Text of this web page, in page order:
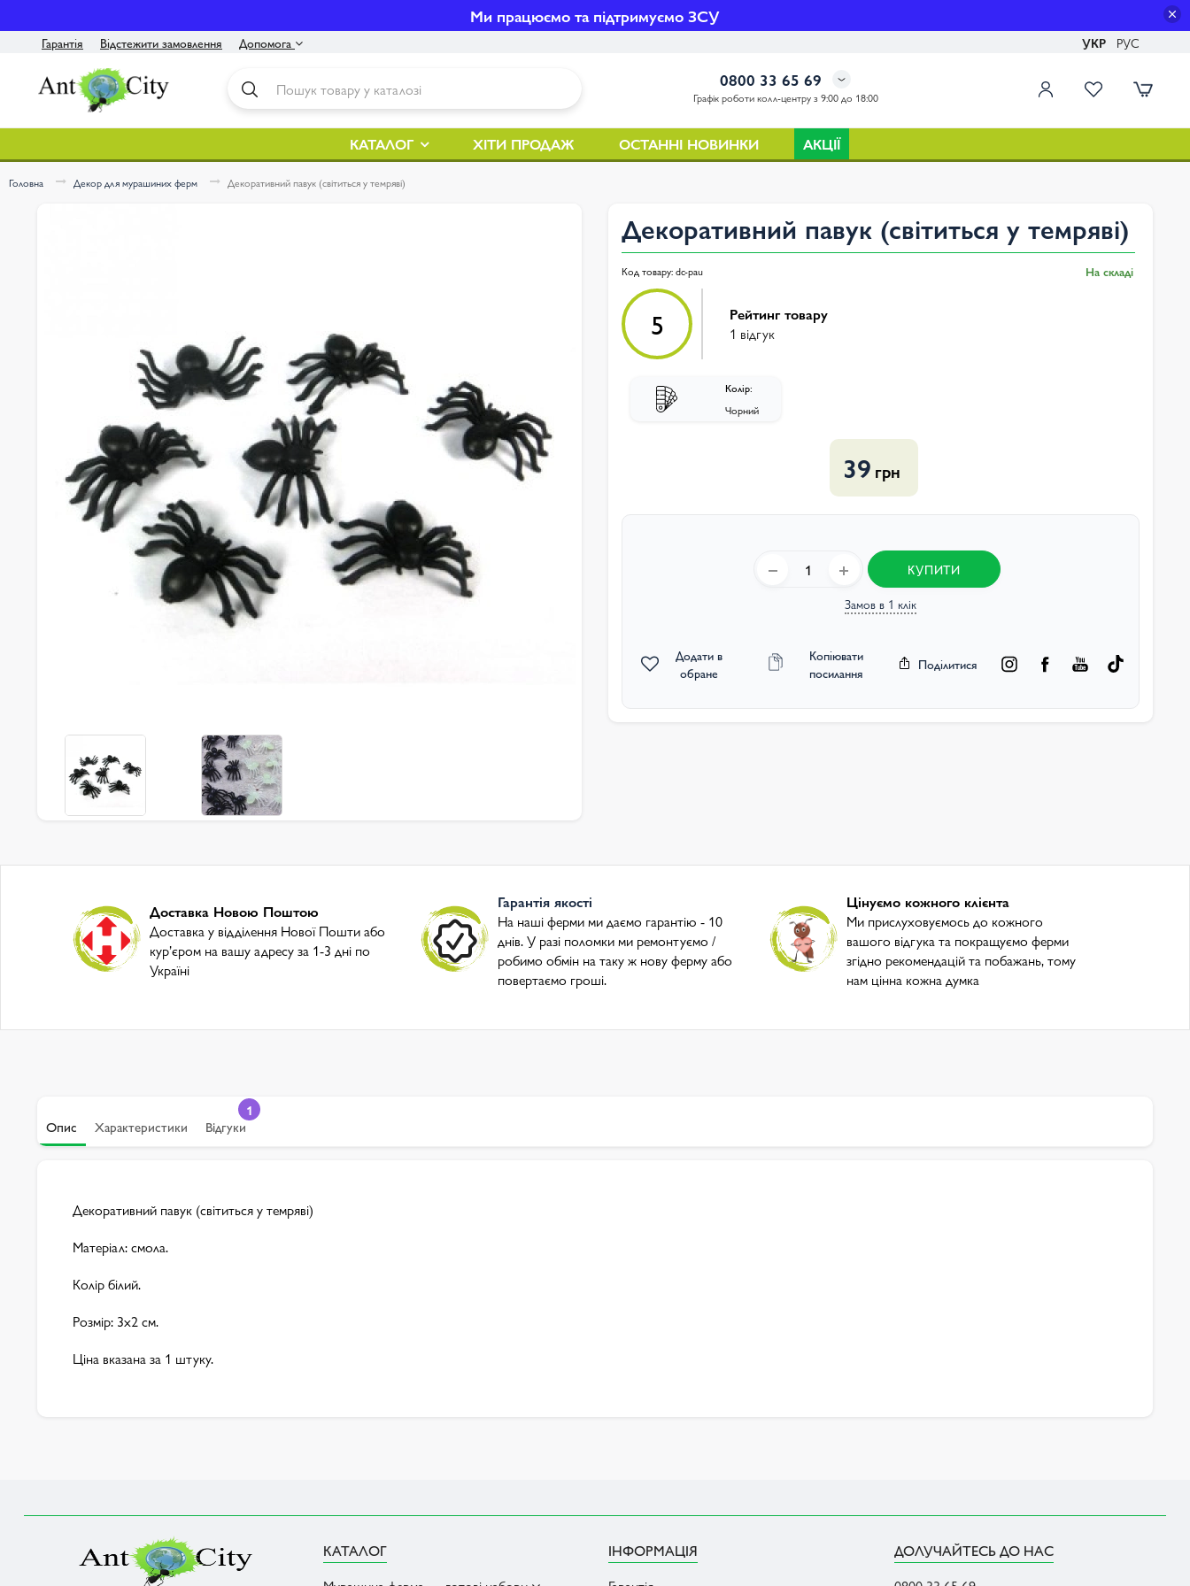
Ми працюємо та підтримуємо ЗСУ
Гарантія Відстежити замовлення Допомога
Контакти
Інструкція
УКР РУС
0800 33 65 69
Графік роботи колл-центру з 9:00 до 18:00
КАТАЛОГ ХІТИ ПРОДАЖ ОСТАННІ НОВИНКИ АКЦІЇ
Головна Декор для мурашиних ферм Декоративний павук (світиться у темряві)
Декоративний павук (світиться у темряві)
Код товару:dc-pau На складі
5
Рейтинг товару
1 відгук
Колір:
Чорний
39 грн
КУПИТИ
Замов в 1 клік
Додати в
обране
Копіювати
посилання
Поділитися
Доставка Новою Поштою
Доставка у відділення Нової Пошти або
курʼєром на вашу адресу за 1-3 дні по
Україні
Гарантія якості
На наші ферми ми даємо гарантію - 10
днів. У разі поломки ми ремонтуємо /
робимо обмін на таку ж нову ферму або
повертаємо гроші.
Цінуємо кожного клієнта
Ми прислуховуємось до кожного
вашого відгука та покращуємо ферми
згідно рекомендацій та побажань, тому
нам цінна кожна думка
Опис Характеристики Відгуки
1
Декоративний павук (світиться у темряві)
Матеріал: смола.
Колір білий.
Розмір: 3x2 см.
Ціна вказана за 1 штуку.
КАТАЛОГ
ІНФОРМАЦІЯ
ДОЛУЧАЙТЕСЬ ДО НАС